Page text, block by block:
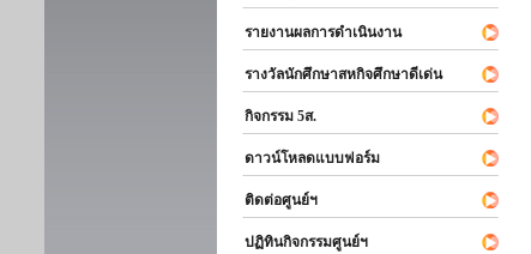
รายงานผลการดำเนินงาน
รางวัลนักศึกษาสหกิจศึกษาดีเด่น
กิจกรรม 5ส.
ดาวน์โหลดแบบฟอร์ม
ติดต่อศูนย์ฯ
ปฏิทินกิจกรรมศูนย์ฯ